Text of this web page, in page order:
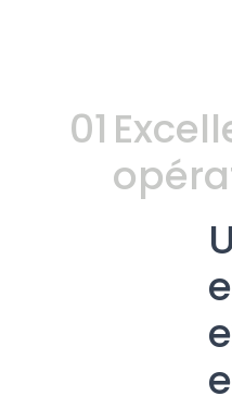
01
e